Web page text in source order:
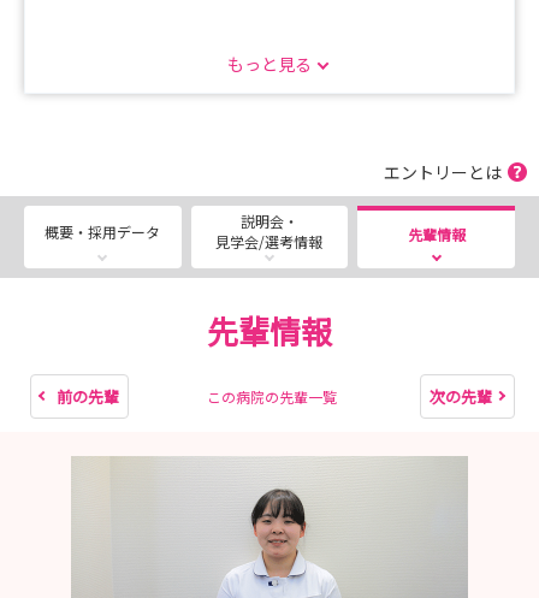
◆就業体験（旧インターンシップ）
部署での看護体験や先輩職員との交流会を予定しておりま
実際の病院の雰囲気が体験できる人気のイベントです！
ぜひお気軽にお申込みください。
kango.com/internship_tour/internship_tour.html
もっと見る
エントリーとは
概要・採用データ
説明会・
見学会/選考情報
先輩情報
先輩情報
前の先輩 この病院の先輩一覧 次の先輩